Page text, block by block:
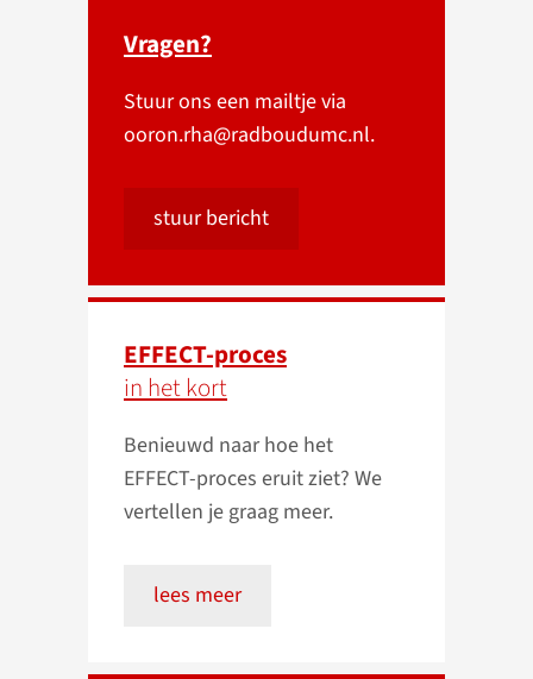
Vragen?
Stuur ons een mailtje via
ooron.rha@radboudumc.nl.
stuur bericht
EFFECT-proces
in het kort
Benieuwd naar hoe het
EFFECT-proces eruit ziet? We
vertellen je graag meer.
lees meer